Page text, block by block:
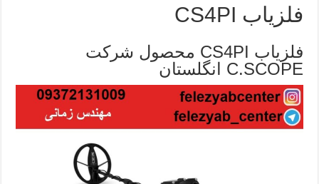
فلزیاب CS4PI
فلزیاب CS4PI محصول شرکت
C.SCOPE انگلستان